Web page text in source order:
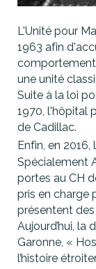
L'Unité pour
1963 afin
une unité
Suite à la loi
1970, l'hôpital
de Cadillac.
Enfin, en 2016,
Spécialement
portes au CH
pris en charge
présentent
Aujourd’hui, la
Garonne, «
l’histoire